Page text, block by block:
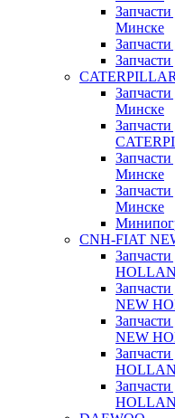
Минске
CATERPILLAR
Минске
Минске
Минскe
CNH-FIAT
NEW
NEW